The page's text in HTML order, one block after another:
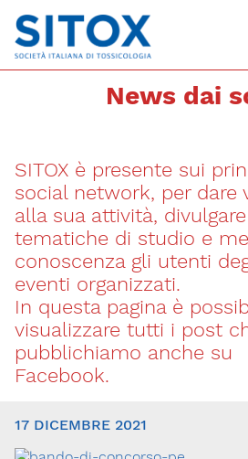
Via Giovanni Pascoli, 3
20129, Milano
C.F. 96330980580
P.I. 06792491000
T. 02-29520311
segreteria@sitox.org
News dai
SITOX è presente sui
social network, per dare
alla sua attività,
tematiche di studio e
conoscenza gli utenti
eventi organizzati.
In questa pagina è
visualizzare tutti i post
pubblichiamo anche su
Facebook.
17 DICEMBRE 2021